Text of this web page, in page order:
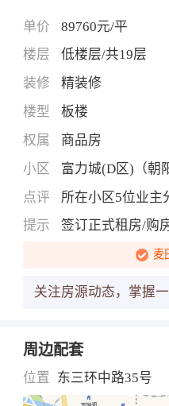
单价 89760元/平
楼层
低楼层/共19层
装修
精装修
楼型
板楼
权属
商品房
小区
富力城(D区)（朝
点评
所在小区5位业主
提示
签订正式租房/购
麦
关注房源动态，掌握
周边配套
位置 东三环中路35号